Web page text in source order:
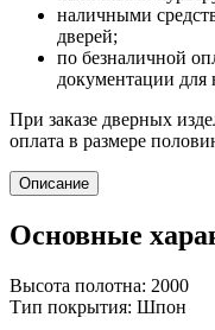
наличными
дверей;
по безналичной
документации
При заказе дверных
оплата в размере
Описание
Основные
Высота полотна: 2000
Тип покрытия: Шпон